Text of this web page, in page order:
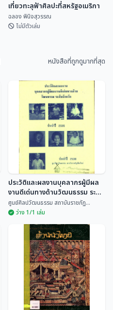
เที่ยวทะลุฟ้าศิลปะที่สหรัฐอเมริกา
ฉลอง พินิจสุวรรณ
ไม่มีตัวเล่ม
หนังสือที่ถูกดูมากที่สุด
ประวัติและผลงานบุคลากรผู้มีผล
งานดีเด่นทางด้านวัฒนธรรม
ระดับจังหวัด ประจำปี 2535
ศูนย์ศิลปวัฒนธรรม สถ...
ประวัติและผลงานบุคลากรผู้มีผล
งานดีเด่นทางด้านวัฒนธรรม ระดับ
จังหวัด ประจำปี 2535
ศูนย์ศิลปวัฒนธรรม สถาบันราชภัฏ...
ว่าง 1/1 เล่ม